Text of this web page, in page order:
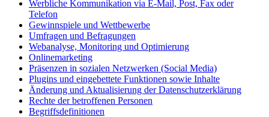
Werbliche Kommunikation via E-Mail, Post, Fax oder
Telefon
Gewinnspiele und Wettbewerbe
Umfragen und Befragungen
Webanalyse, Monitoring und Optimierung
Onlinemarketing
Präsenzen in sozialen Netzwerken (Social Media)
Plugins und eingebettete Funktionen sowie Inhalte
Änderung und Aktualisierung der Datenschutzerklärung
Rechte der betroffenen Personen
Begriffsdefinitionen